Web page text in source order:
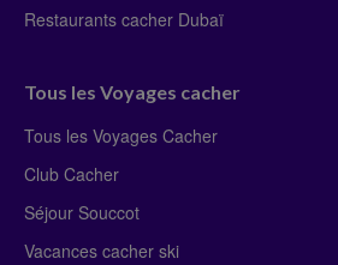
Restaurants cacher Dubaï
Tous les Voyages cacher
Tous les Voyages Cacher
Club Cacher
Séjour Souccot
Vacances cacher ski